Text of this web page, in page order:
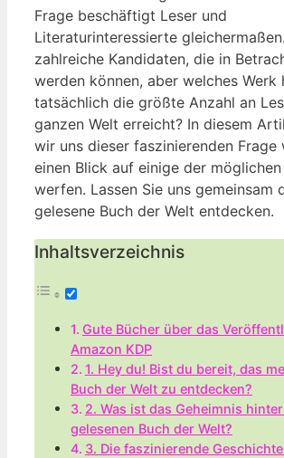
Frage beschäftigt Leser und
Literaturinteressierte
zahlreiche Kandidaten, die in
werden können, aber welches Werk
tatsächlich die größte Anzahl an
ganzen Welt erreicht? In diesem
wir uns dieser faszinierenden Frage
einen Blick auf einige der
werfen. Lassen Sie uns gemeinsam
gelesene Buch der Welt entdecken.
Inhaltsverzeichnis
Gute Bücher⁤ über ⁢das
⁢Amazon‍ KDP
1. Hey du! Bist du bereit, das⁣
Buch ​der ‌Welt zu entdecken?
2. Was⁢ ist das Geheimnis
gelesenen Buch ‍der Welt?
3. ‌Die ​faszinierende​